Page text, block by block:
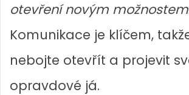
otevření novým možnostem
Komunikace je klíčem,
nebojte otevřít a projevit
opravdové já.